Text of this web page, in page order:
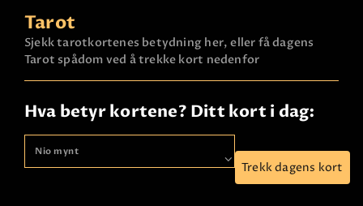
Tarot
Sjekk tarotkortenes betydning her, eller få dagens
Tarot spådom ved å trekke kort nedenfor
Hva betyr kortene? Ditt kort i dag:
Trekk dagens kort